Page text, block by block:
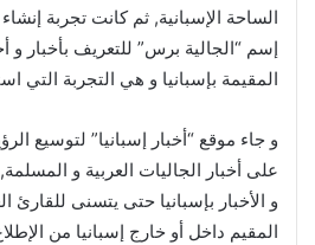
الساحة الإسبانية, ثم كانت تجربة
إسم “الجالية برس” للتعريف بأخبار و
المقيمة بإسبانيا و هي التجربة
و جاء موقع “أخبار إسبانيا” لتوسيع
على أخبار الجاليات العربية و
و الأخبار بإسبانيا حتى يتسنى
المقيم داخل أو خارج إسبانيا من